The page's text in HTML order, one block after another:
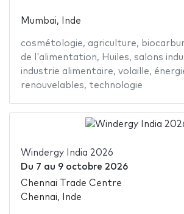
Mumbai, Inde
cosmétologie, agriculture,
de l'alimentation, Huiles, salons
industrie alimentaire, volaille,
renouvelables, technologie
Windergy India 2026
Du 7 au 9 octobre 2026
Chennai Trade Centre
Chennai, Inde